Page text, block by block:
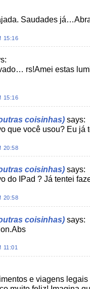
Saudades
15:16
rs!Amei estas
15:16
coisinhas) says:
que você usou? Eu já
20:58
coisinhas) says:
do IPad ? Já tentei
20:58
coisinhas) says:
11:01
e viagens